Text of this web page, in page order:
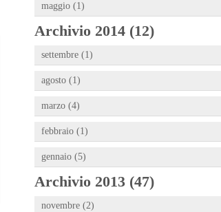
maggio (1)
Archivio 2014 (12)
settembre (1)
agosto (1)
marzo (4)
febbraio (1)
gennaio (5)
Archivio 2013 (47)
novembre (2)